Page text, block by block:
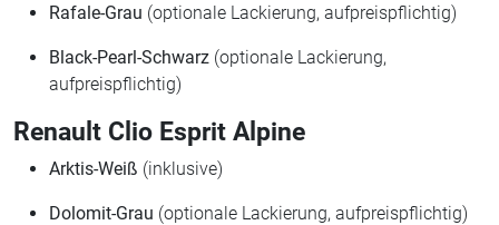
Rafale-Grau (optionale Lackierung, aufpreispflichtig)
Black-Pearl-Schwarz (optionale Lackierung,
aufpreispflichtig)
Renault Clio Esprit Alpine
Arktis-Weiß (inklusive)
Dolomit-Grau (optionale Lackierung, aufpreispflichtig)